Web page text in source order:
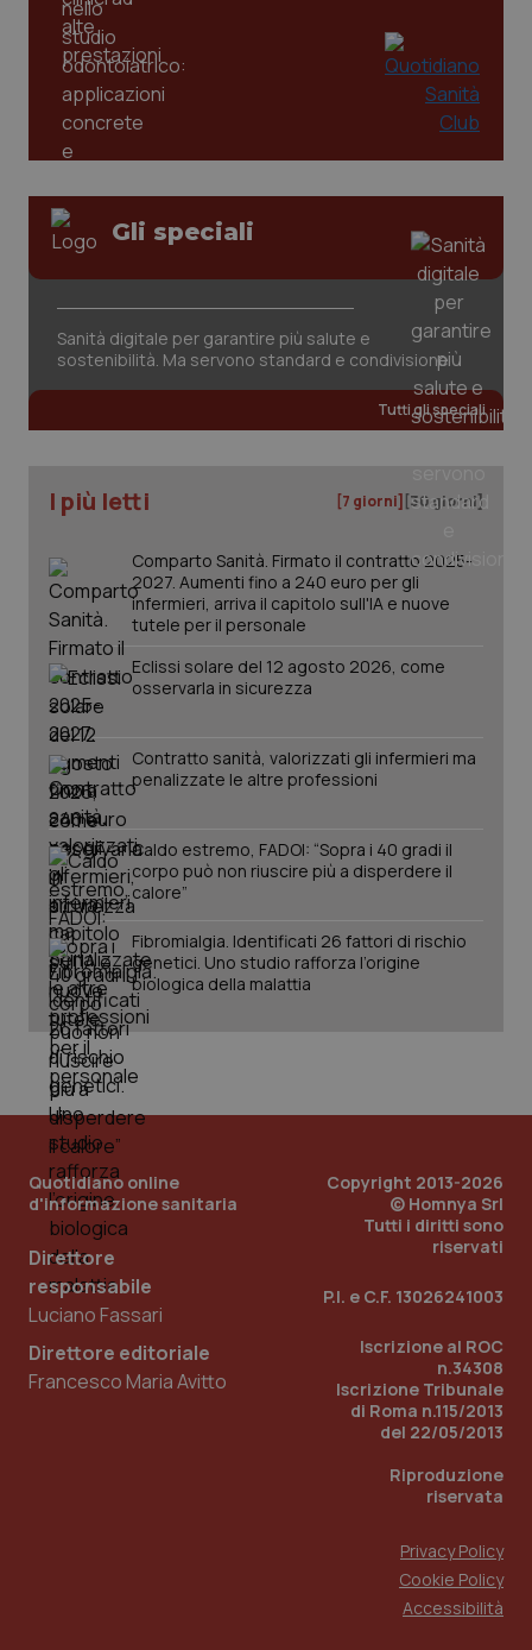
Gli speciali
Sanità digitale per garantire più salute e
sostenibilità. Ma servono standard e condivisione
Tutti gli speciali
I più letti [7 giorni] [30 giorni]
Comparto Sanità. Firmato il contratto 2025-
2027. Aumenti fino a 240 euro per gli
infermieri, arriva il capitolo sull'IA e nuove
tutele per il personale
Eclissi solare del 12 agosto 2026, come
osservarla in sicurezza
Contratto sanità, valorizzati gli infermieri ma
penalizzate le altre professioni
Caldo estremo, FADOI: “Sopra i 40 gradi il
corpo può non riuscire più a disperdere il
calore”
Fibromialgia. Identificati 26 fattori di rischio
genetici. Uno studio rafforza l’origine
biologica della malattia
Quotidiano online
d'informazione sanitaria
Direttore
responsabile
Luciano Fassari
Direttore editoriale
Francesco Maria Avitto
Copyright 2013-2026
© Homnya Srl
Tutti i diritti sono
riservati
P.I. e C.F. 13026241003
Iscrizione al ROC
n.34308
Iscrizione Tribunale
di Roma n.115/2013
del 22/05/2013
Riproduzione
riservata
Privacy Policy
Cookie Policy
Accessibilità
__cf_bm
29 minuti
secondi
www.quotidianosanitaclub.it
__cf_bm
Cloudflare Inc.
29 minuti
_tteus www.quotidianosanitaclub.it
ps_profile_variant www.quotidianosanitaclub.it
__cf_bm
.hubspotusercontent-
29 minuti
59
secondi
29 minuti
secondi